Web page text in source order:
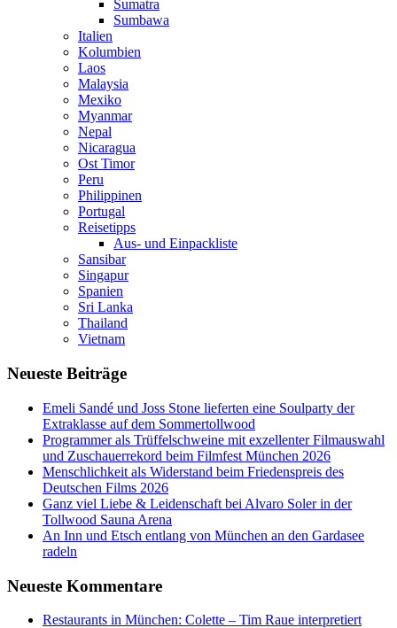
Sumatra
Sumbawa
Italien
Kolumbien
Laos
Malaysia
Mexiko
Myanmar
Nepal
Nicaragua
Ost Timor
Peru
Philippinen
Portugal
Reisetipps
Aus- und Einpackliste
Sansibar
Singapur
Spanien
Sri Lanka
Thailand
Vietnam
Neueste Beiträge
Emeli Sandé und Joss Stone lieferten eine Soulparty der
Extraklasse auf dem Sommertollwood
Programmer als Trüffelschweine mit exzellenter Filmauswahl
und Zuschauerrekord beim Filmfest München 2026
Menschlichkeit als Widerstand beim Friedenspreis des
Deutschen Films 2026
Ganz viel Liebe & Leidenschaft bei Alvaro Soler in der
Tollwood Sauna Arena
An Inn und Etsch entlang von München an den Gardasee
radeln
Neueste Kommentare
Restaurants in München: Colette – Tim Raue interpretiert